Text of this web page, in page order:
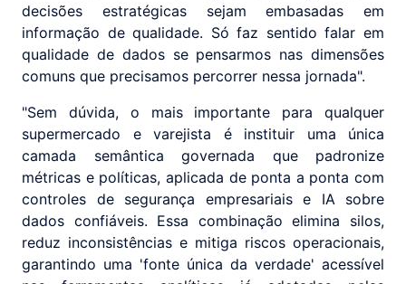
decisões estratégicas sejam embasadas em
informação de qualidade. Só faz sentido falar em
qualidade de dados se pensarmos nas dimensões
comuns que precisamos percorrer nessa jornada".
"Sem dúvida, o mais importante para qualquer
supermercado e varejista é instituir uma única
camada semântica governada que padronize
métricas e políticas, aplicada de ponta a ponta com
controles de segurança empresariais e IA sobre
dados confiáveis. Essa combinação elimina silos,
reduz inconsistências e mitiga riscos operacionais,
garantindo uma 'fonte única da verdade' acessível